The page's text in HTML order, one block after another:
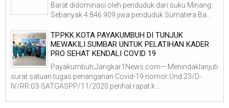
Barat didominasi oleh penduduk dari suku Minang.
Sebanyak 4.846.909 jiwa penduduk Sumatera Ba...
TP.PKK KOTA PAYAKUMBUH DI TUNJUK
MEWAKILI SUMBAR UNTUK PELATIHAN KADER
PRO SEHAT KENDALI COVID 19
Payakumbuh,Jangkar1News.com— Menindaklanjuti
surat satuan tugas penanganan Covid-19 nomor Und.23/D-
IV/RR.03-SATGASPP/11/2020 perihal rapat k...